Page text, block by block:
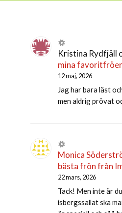
Kristina Rydfjäll
mina
12 maj, 2026
Jag har bara läst
men aldrig prövat
Monica
bästa frön från
22 mars, 2026
Tack! Men inte är
isbergssallat ska